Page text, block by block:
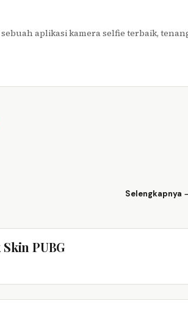
aplikasi kamera selfie terbaik,
Selengkapnya
PUBG